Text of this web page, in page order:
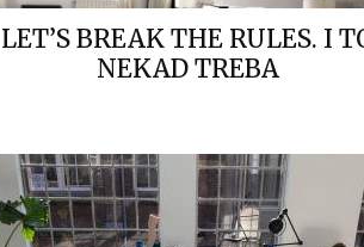
LET’S BREAK THE RULES. I
NEKAD TREBA